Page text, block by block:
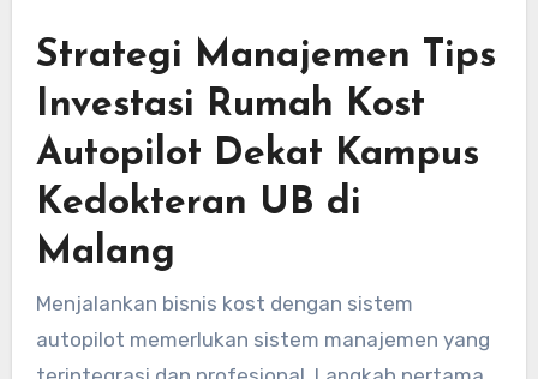
Strategi Manajemen Tips
Investasi Rumah Kost
Autopilot Dekat Kampus
Kedokteran UB di
Malang
Menjalankan bisnis kost dengan sistem
autopilot memerlukan sistem manajemen yang